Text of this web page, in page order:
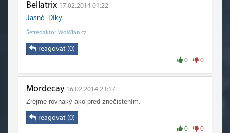
Bellatrix 17.02.2014 01:22
Jasné. Díky.
Šéfredaktor WoWfan.cz
reagovat (0)
0 0
Mordecay 16.02.2014 23:17
Zrejme rovnaký ako pred znečistením.
reagovat (0)
0 0